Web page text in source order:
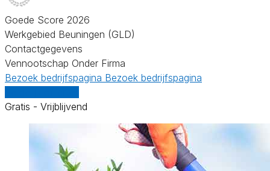
Goede Score 2026
Werkgebied Beuningen (GLD)
Contactgegevens
Vennootschap Onder Firma
Bezoek bedrijfspagina Bezoek bedrijfspagina
Gratis - Vrijblijvend